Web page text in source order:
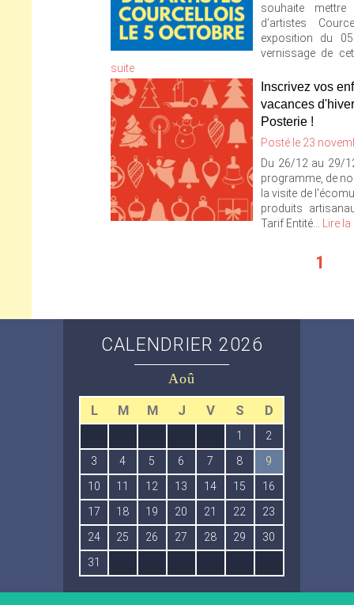
souhaite
d’artistes
exposition du
vernissage de
suite
Inscrivez vos
vacances
Posterie !
Posté le 23
Du 26/12 au 29/
programme, de
la visite de
produits
Tarif Entité...
Lire
1
CALENDRIER 2026
Aoû
L
M M J V S D
1
2
3
4 5 6 7 8
9
10
11 12 13 14 15
16
17
18 19 20 21 22
23
24
25 26 27 28 29
30
31